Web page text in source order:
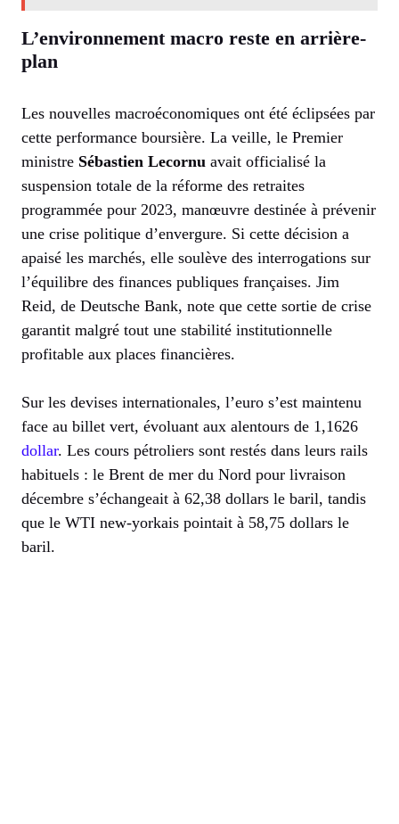
L’environnement macro reste en arrière-
plan
Les nouvelles macroéconomiques ont été éclipsées par
cette performance boursière. La veille, le Premier
ministre Sébastien Lecornu avait officialisé la
suspension totale de la réforme des retraites
programmée pour 2023, manœuvre destinée à prévenir
une crise politique d’envergure. Si cette décision a
apaisé les marchés, elle soulève des interrogations sur
l’équilibre des finances publiques françaises. Jim
Reid, de Deutsche Bank, note que cette sortie de crise
garantit malgré tout une stabilité institutionnelle
profitable aux places financières.
Sur les devises internationales, l’euro s’est maintenu
face au billet vert, évoluant aux alentours de 1,1626
dollar. Les cours pétroliers sont restés dans leurs rails
habituels : le Brent de mer du Nord pour livraison
décembre s’échangeait à 62,38 dollars le baril, tandis
que le WTI new-yorkais pointait à 58,75 dollars le
baril.